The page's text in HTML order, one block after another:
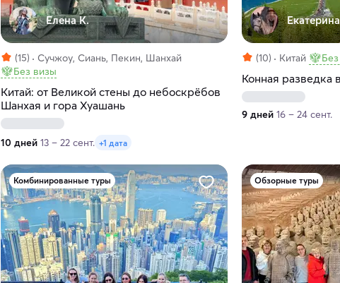
Елена К.
(15)
Сучжоу, Сиань, Пекин, Шанхай
Без визы
Китай: от Великой стены до небоскрёбов
Шанхая и гора Хуашань
10 дней 13 – 22 сент. +1 дата
(10) Китай
Конная разведка
9 дней 16 – 24 сент.
Комбинированные туры Обзорные туры